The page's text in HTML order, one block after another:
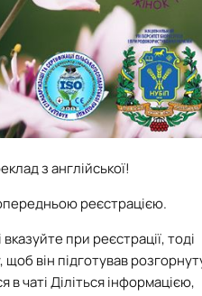
з англійської!
реєстрацією.
при реєстрації, тоді
він підготував
в чаті Діліться інформацією,